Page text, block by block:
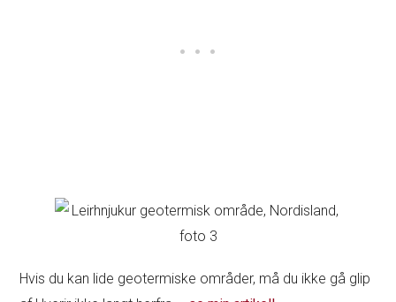
Hvis du kan lide geotermiske områder, må du ikke gå glip